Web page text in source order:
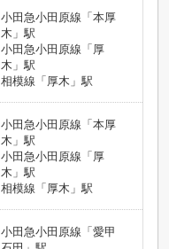
小田急小田原線「本厚
木」駅
小田急小田原線「厚
木」駅
相模線「厚木」駅
小田急小田原線「本厚
木」駅
小田急小田原線「厚
木」駅
相模線「厚木」駅
小田急小田原線「愛甲